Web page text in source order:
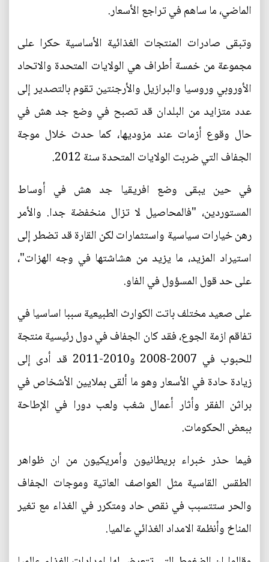
الماضي، ما ساهم في تراجع الأسعار.
وتبقى صادرات المنتجات الغذائية الأساسية حكرا على
مجموعة من خمسة أطراف هي الولايات المتحدة والاتحاد
الأوروبي وروسيا والبرازيل والأرجنتين تقوم بالتصدير إلى
عدد متزايد من البلدان قد تصبح في وضع جد هش في
حال وقوع أزمات عند مزوديها، كما حدث خلال موجة
الجفاف التي ضربت الولايات المتحدة سنة 2012.
في حين يبقى وضع افريقيا جد هش في أوساط
المستوردين، "فالمحاصيل لا تزال منخفضة جدا. والأمر
رهن خيارات سياسية واستثمارات لكن القارة قد تضطر إلى
استيراد المزيد، ما يزيد من هشاشتها في وجه الهزات"،
على حد قول المسؤول في الفاو.
على صعيد مختلف باتت الكوارث الطبيعية سببا اساسيا في
تفاقم ازمة الجوع، فقد كان الجفاف في دول رئيسية منتجة
للحبوب في 2007-2008 و2010-2011 قد أدى إلى
زيادة حادة في الأسعار وهو ما ألقى بملايين الأشخاص في
براثن الفقر وأثار أعمال شغب ولعب دورا في الإطاحة
ببعض الحكومات.
فيما حذر خبراء بريطانيون وأمريكيون من ان ظواهر
الطقس القاسية مثل العواصف العاتية وموجات الجفاف
والحر ستتسبب في نقص حاد ومتكرر في الغذاء مع تغير
المناخ وأنظمة الامداد الغذائي عالميا.